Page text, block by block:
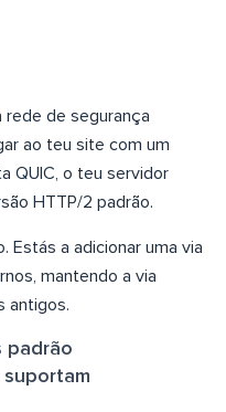
rede de segurança
ao teu site com um
QUIC, o teu servidor
HTTP/2 padrão.
Estás a adicionar uma via
mantendo a via
antigos.
padrão
suportam